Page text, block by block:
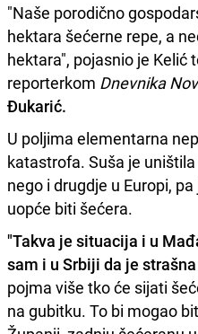
"Naše porodično
hektara šećerne repe, a
hektara", pojasnio je Kelić
reporterkom Dnevnika
Đukarić.
U poljima elementarna
katastrofa. Suša je
nego i drugdje u Europi,
uopće biti šećera.
"Takva je situacija i u
sam i u Srbiji da je
pojma više tko će sijati
na gubitku. To bi mogao